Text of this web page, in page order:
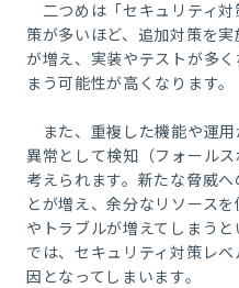
二つめは「セキュリティ
策が多いほど、追加対策を
が増え、実装やテストが多
まう可能性が高くなります。
また、重複した機能や運
異常として検知（フォール
考えられます。新たな脅威
とが増え、余分なリソース
やトラブルが増えてしまう
では、セキュリティ対策レ
因となってしまいます。